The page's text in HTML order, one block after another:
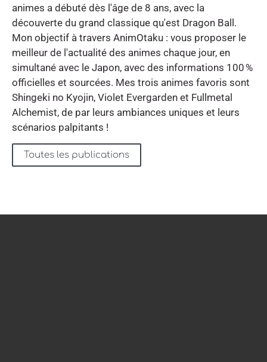
animes a débuté dès l'âge de 8 ans, avec la
découverte du grand classique qu'est Dragon Ball.
Mon objectif à travers AnimOtaku : vous proposer le
meilleur de l'actualité des animes chaque jour, en
simultané avec le Japon, avec des informations 100 %
officielles et sourcées. Mes trois animes favoris sont
Shingeki no Kyojin, Violet Evergarden et Fullmetal
Alchemist, de par leurs ambiances uniques et leurs
scénarios palpitants !
Toutes les publications